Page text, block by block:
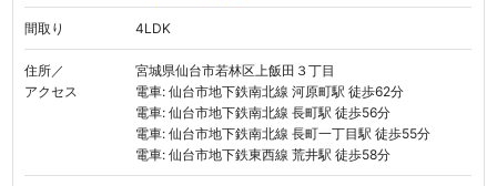
間取り 4LDK
住所／
アクセス
宮城県仙台市若林区上飯田３丁目
電車: 仙台市地下鉄南北線 河原町駅 徒歩62分
電車: 仙台市地下鉄南北線 長町駅 徒歩56分
電車: 仙台市地下鉄南北線 長町一丁目駅 徒歩55分
電車: 仙台市地下鉄東西線 荒井駅 徒歩58分